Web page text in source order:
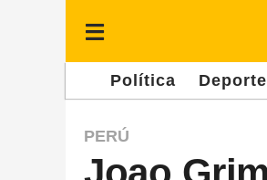
Política
3
a
PERÚ